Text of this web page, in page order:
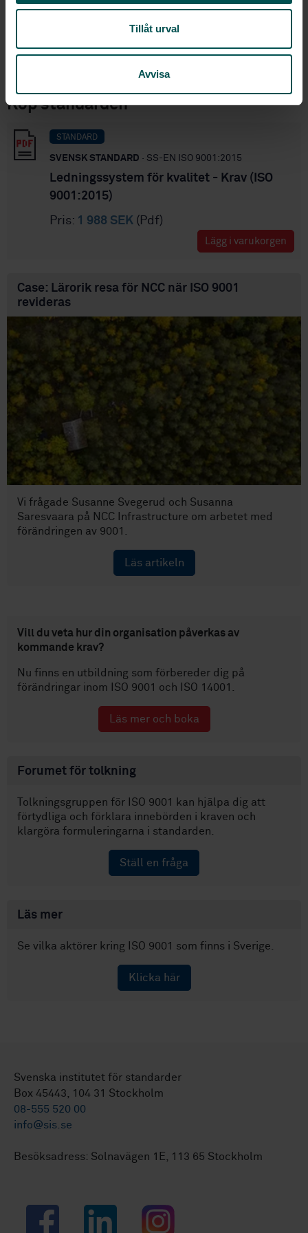
Tillåt urval
Avvisa
optimeras där de gör mest nytta?
Var krävs "Ledningens genomgång"? På vilken nivå eller
Köp standarden
STANDARD
SVENSK STANDARD · SS-EN ISO 9001:2015
Ledningssystem för kvalitet - Krav (ISO
9001:2015)
Pris: 1 988 SEK (Pdf)
Lägg i varukorgen
Case: Lärorik resa för NCC när ISO 9001
revideras
Vi frågade Susanne Svegerud och Susanna
Saresvaara på NCC Infrastructure om arbetet med
förändringen av 9001.
Läs artikeln
Vill du veta hur din organisation påverkas av
kommande krav?
Nu finns en utbildning som förbereder dig på
förändringar inom
ISO 9001 och ISO 14001.
Läs mer och boka
Forumet för tolkning
Tolkningsgruppen för ISO 9001 kan hjälpa dig att
förtydliga och förklara innebörden i kraven och
klargöra formuleringarna i standarden.
Ställ en fråga
Läs mer
Se vilka aktörer kring ISO 9001 som finns i Sverige.
Klicka här
Svenska institutet för standarder
Box 45443, 104 31 Stockholm
08-555 520 00
info@sis.se
Besöksadress: Solnavägen 1E, 113 65 Stockholm
Facebook LinkedIn Instagram